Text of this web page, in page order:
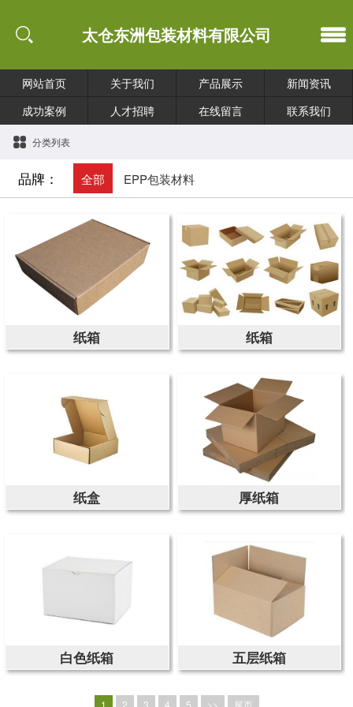
太仓东洲包装材料有限公司
网站首页 关于我们 产品展示
新闻资讯
成功案例
人才招聘 在线留言 联系我们
分类列表
品牌： 全部 EPP包装材料
纸箱 纸箱
纸盒 厚纸箱
白色纸箱 五层纸箱
1 2 3 4 5 >> 尾页